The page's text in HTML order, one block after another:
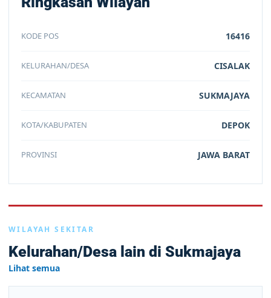
KODE POS 16416
KELURAHAN/DESA CISALAK
KECAMATAN SUKMAJAYA
KOTA/KABUPATEN DEPOK
PROVINSI JAWA BARAT
WILAYAH SEKITAR
Kelurahan/Desa lain di Sukmajaya
Lihat semua